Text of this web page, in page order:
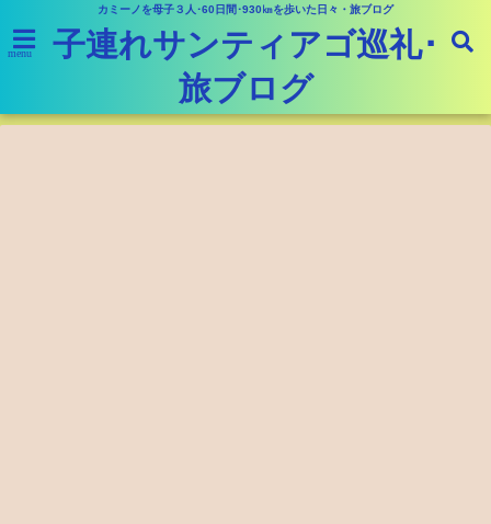
カミーノを母子３人･60日間･930㎞を歩いた日々・旅ブログ
menu
子連れサンティアゴ巡礼･
旅ブログ